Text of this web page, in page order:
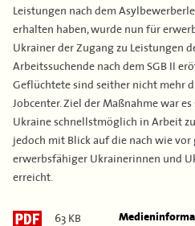
Leistungen nach dem
erhalten haben, wurde nun für
Ukrainer der Zugang zu Leistungen
Arbeitssuchende nach dem SGB II
Geflüchtete sind seither nicht mehr
Jobcenter. Ziel der Maßnahme war
Ukraine schnellstmöglich in Arbeit
jedoch mit Blick auf die nach wie
erwerbsfähiger Ukrainerinnen und
erreicht.
63 KB